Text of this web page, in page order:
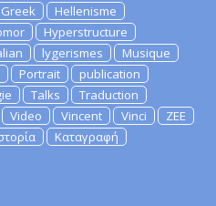
Greek
Hellenisme
Hyperstructure
lygerismes
Musique
Portrait
publication
Talks
Traduction
Video Vincent Vinci
ZEE
Καταγραφή